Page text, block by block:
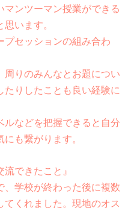
マンツーマン授業ができる
います。
プセッションの組み合わ
周りのみんなとお題につい
りしたことも良い経験に
ルなどを把握できると自分
も繋がります。
できたこと』
学校が終わった後に複数
くれました。現地のオス